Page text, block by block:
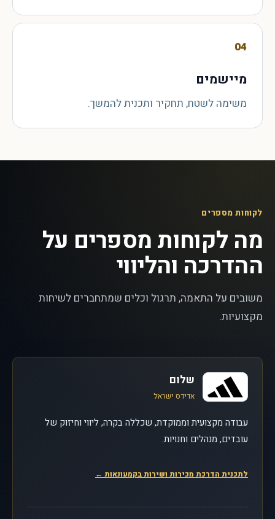
04
מיישמים
משימה לשטח, תחקיר ותכנית להמשך.
לקוחות מספרים
מה לקוחות מספרים על
ההדרכה והליווי
משובים על התאמה, תרגול וכלים שמתחברים לשיחות
מקצועיות.
שלום
אדידס ישראל
עבודה מקצועית וממוקדת, שכללה בקרה, ליווי וחיזוק של
עובדים, מנהלים וחנויות.
לתכנית הדרכת מכירות ושירות בקמעונאות ←